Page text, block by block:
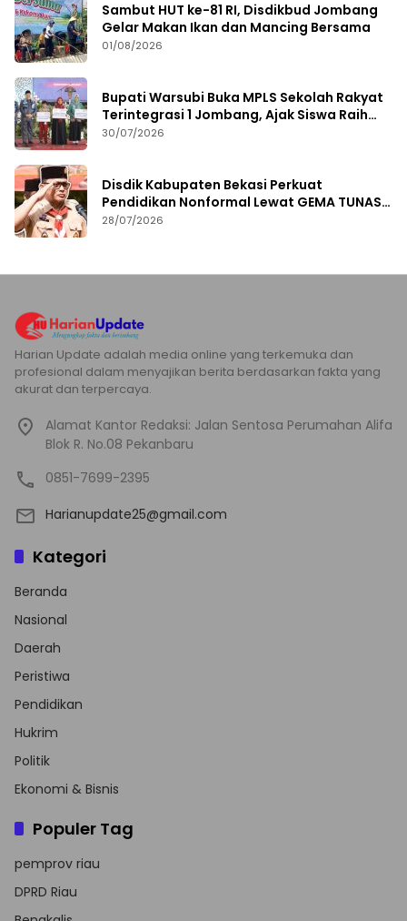
Sambut HUT ke-81 RI, Disdikbud Jombang
Gelar Makan Ikan dan Mancing Bersama
01/08/2026
Bupati Warsubi Buka MPLS Sekolah Rakyat
Terintegrasi 1 Jombang, Ajak Siswa Raih
Prestasi
30/07/2026
Disdik Kabupaten Bekasi Perkuat
Pendidikan Nonformal Lewat GEMA TUNAS
2026
28/07/2026
Harian Update adalah media online yang terkemuka dan
profesional dalam menyajikan berita berdasarkan fakta yang
akurat dan terpercaya.
Alamat Kantor Redaksi: Jalan Sentosa Perumahan Alifa
Blok R. No.08 Pekanbaru
0851-7699-2395
Harianupdate25@gmail.com
Kategori
Beranda
Nasional
Daerah
Peristiwa
Pendidikan
Hukrim
Politik
Ekonomi & Bisnis
Populer Tag
pemprov riau
DPRD Riau